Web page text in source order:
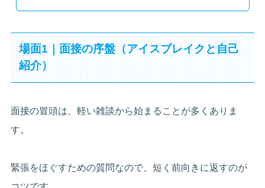
場面1｜面接の序盤（アイスブレイクと自己
紹介）
面接の冒頭は、軽い雑談から始まることが多くありま
す。
緊張をほぐすための質問なので、短く前向きに返すのが